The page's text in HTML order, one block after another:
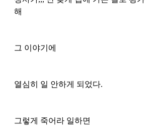
해
그 이야기에
열심히 일 안하게 되었다.
그렇게 죽어라 일하면